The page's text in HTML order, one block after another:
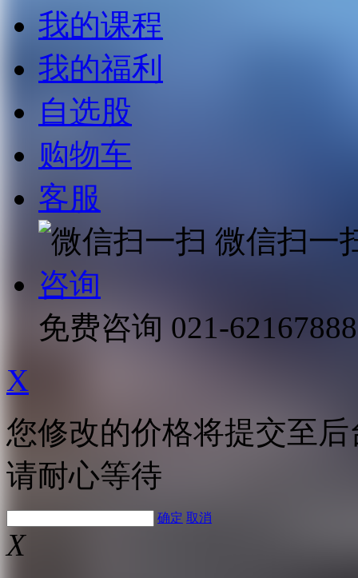
我的课程
我的福利
自选股
购物车
客服
微信扫一
咨询
免费咨询 021-62167888
X
您修改的价格将提交至
请耐心等待
确定 取消
X